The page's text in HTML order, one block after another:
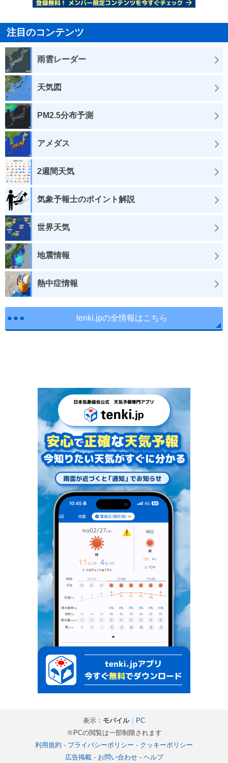
注目のコンテンツ
雨雲レーダー
天気図
PM2.5分布予測
アメダス
2週間天気
気象予報士のポイント解説
世界天気
地震情報
熱中症情報
tenki.jpの全情報はこちら
表示： モバイル｜ PC
※PCの閲覧は一部制限されます
利用規約 - プライバシーポリシー - クッキーポリシー
広告掲載- お問い合わせ- ヘルプ